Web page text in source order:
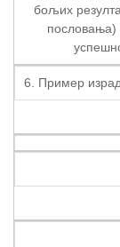
бољих
пословања)
6. Пример